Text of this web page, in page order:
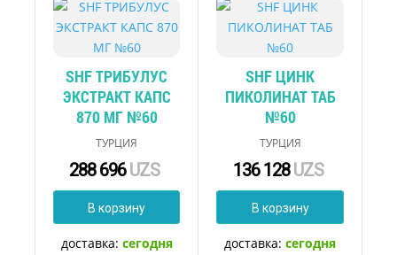
SHF ТРИБУЛУС
ЭКСТРАКТ КАПС
870 МГ №60
ТУРЦИЯ
288 696UZS
В корзину
доставка: сегодня
SHF ЦИНК
ПИКОЛИНАТ ТАБ
№60
ТУРЦИЯ
136 128UZS
В корзину
доставка:сегодня